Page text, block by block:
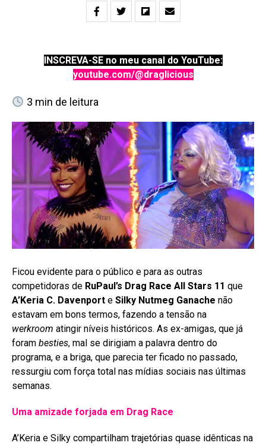
INSCREVA-SE no meu canal do YouTube:
youtube.com/@draglicious
3 min de leitura
Ficou evidente para o público e para as outras
competidoras de RuPaul’s Drag Race All Stars 11 que
A’Keria C. Davenport e Silky Nutmeg Ganache não
estavam em bons termos, fazendo a tensão na
werkroom atingir níveis históricos. As ex-amigas, que já
foram besties, mal se dirigiam a palavra dentro do
programa, e a briga, que parecia ter ficado no passado,
ressurgiu com força total nas mídias sociais nas últimas
semanas.
Uma amizade forjada em Drag Race
A’Keria e Silky compartilham trajetórias quase idênticas na